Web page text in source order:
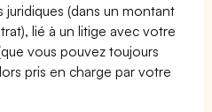
(dans un montant
lié à un litige avec votre
vous pouvez toujours
pris en charge par votre